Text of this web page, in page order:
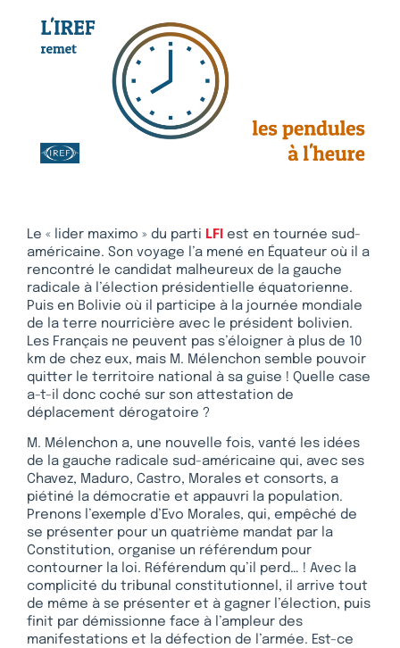
Le « lider maximo » du parti LFI est en tournée sud-
américaine. Son voyage l’a mené en Équateur où il a
rencontré le candidat malheureux de la gauche
radicale à l’élection présidentielle équatorienne.
Puis en Bolivie où il participe à la journée mondiale
de la terre nourricière avec le président bolivien.
Les Français ne peuvent pas s’éloigner à plus de 10
km de chez eux, mais M. Mélenchon semble pouvoir
quitter le territoire national à sa guise ! Quelle case
a-t-il donc coché sur son attestation de
déplacement dérogatoire ?
M. Mélenchon a, une nouvelle fois, vanté les idées
de la gauche radicale sud-américaine qui, avec ses
Chavez, Maduro, Castro, Morales et consorts, a
piétiné la démocratie et appauvri la population.
Prenons l’exemple d’Evo Morales, qui, empêché de
se présenter pour un quatrième mandat par la
Constitution, organise un référendum pour
contourner la loi. Référendum qu’il perd… ! Avec la
complicité du tribunal constitutionnel, il arrive tout
de même à se présenter et à gagner l’élection, puis
finit par démissionne face à l’ampleur des
manifestations et la défection de l’armée. Est-ce